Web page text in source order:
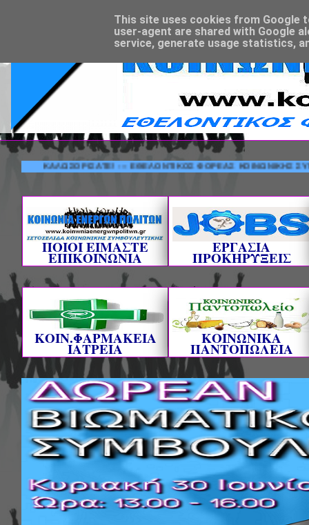
ΚΑΛΩΣΟΡΙΣΑΤΕ! --- ΕΘΕΛΟΝΤΙΚΟΣ ΦΟΡΕΑΣ
ΠΟΙΟΙ ΕΙΜΑΣΤΕ
ΕΠΙΚΟΙΝΩΝΙΑ
ΕΡΓΑΣΙΑ
ΠΡΟΚΗΡΥΞΕΙΣ
ΚΟΙΝ.ΦΑΡΜΑΚΕΙΑ
ΙΑΤΡΕΙΑ
ΚΟΙΝΩΝΙΚΑ
ΠΑΝΤΟΠΩΛΕΙΑ
This site uses cookies from Google
user-agent are shared with Google
service, generate usage statistics,